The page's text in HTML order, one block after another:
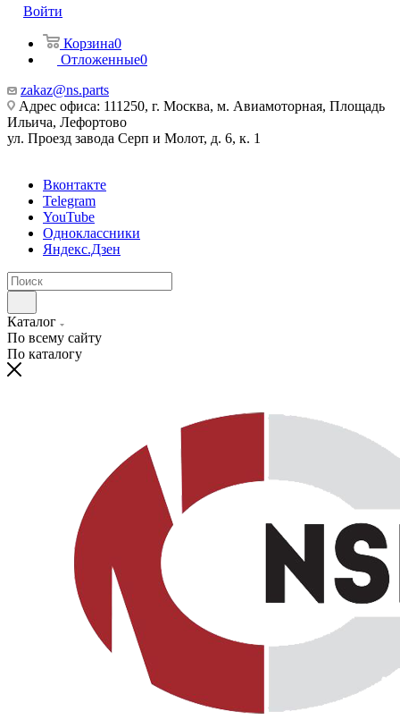
Войти
Корзина0
Отложенные0
zakaz@ns.parts
Адрес офиса: 111250, г. Москва, м. Авиамоторная, Площадь
Ильича, Лефортово
ул. Проезд завода Серп и Молот, д. 6, к. 1
Вконтакте
Telegram
YouTube
Одноклассники
Яндекс.Дзен
Каталог
По всему сайту
По каталогу